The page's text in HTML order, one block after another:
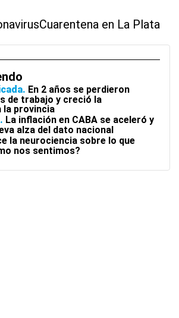
Cuarentena en La Plata
En 2 años se perdieron
de trabajo y creció la
la provincia
La inflación en CABA se aceleró y
alza del dato nacional
la neurociencia sobre lo que
nos sentimos?